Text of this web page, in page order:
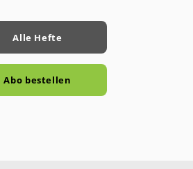
Alle Hefte
Abo bestellen